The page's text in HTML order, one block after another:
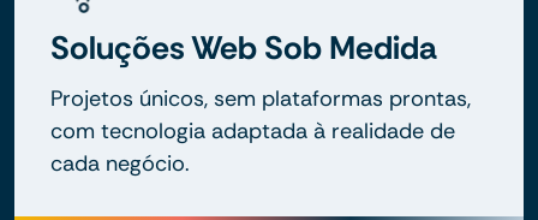
Soluções Web Sob Medida
Projetos únicos, sem plataformas prontas,
com tecnologia adaptada à realidade de
cada negócio.